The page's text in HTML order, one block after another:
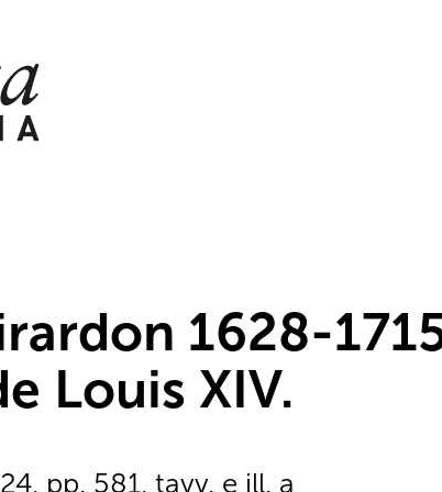
1628-
Louis XIV.
pp. 581, tavv. e ill. a